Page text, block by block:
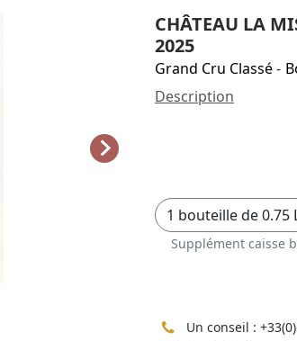
CHÂTEAU LA
2025
Grand Cru Classé-
Description
Supplément caisse
Un conseil :